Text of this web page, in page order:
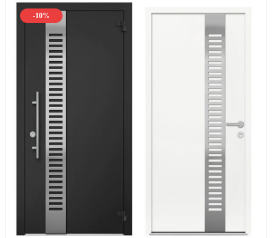
-10%